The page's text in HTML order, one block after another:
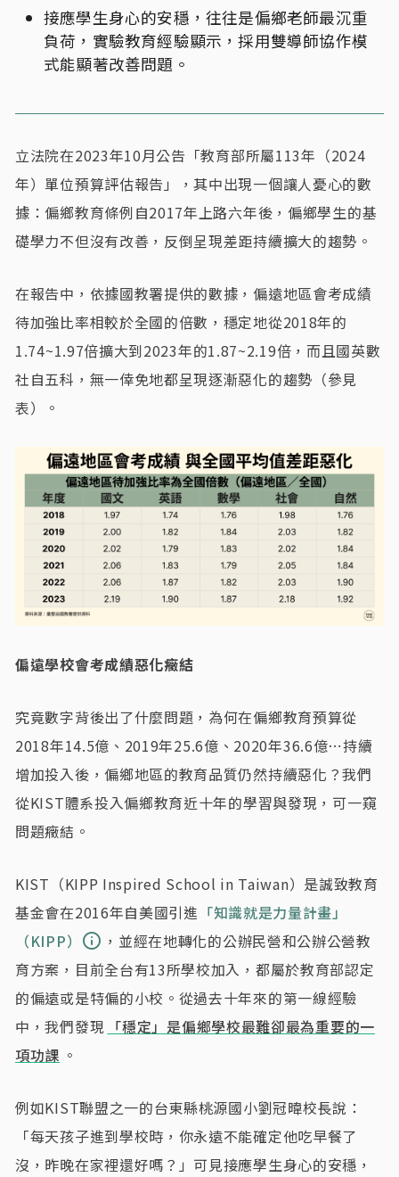
接應學生身心的安穩，往往是偏鄉老師最沉重
負荷，實驗教育經驗顯示，採用雙導師協作模
式能顯著改善問題。
立法院在2023年10月公告「教育部所屬113年（2024
年）單位預算評估報告」，其中出現一個讓人憂心的數
據：偏鄉教育條例自2017年上路六年後，偏鄉學生的基
礎學力不但沒有改善，反倒呈現差距持續擴大的趨勢。
在報告中，依據國教署提供的數據，偏遠地區會考成績
待加強比率相較於全國的倍數，穩定地從2018年的
1.74~1.97倍擴大到2023年的1.87~2.19倍，而且國英數
社自五科，無一倖免地都呈現逐漸惡化的趨勢（參見
表）。
偏遠學校會考成績惡化癥結
究竟數字背後出了什麼問題，為何在偏鄉教育預算從
2018年14.5億、2019年25.6億、2020年36.6億⋯持續
增加投入後，偏鄉地區的教育品質仍然持續惡化？我們
從KIST體系投入偏鄉教育近十年的學習與發現，可一窺
問題癥結。
KIST（KIPP Inspired School in Taiwan）是誠致教育
基金會在2016年自美國引進 「知識就是力量計畫」
（KIPP）
，並經在地轉化的公辦民營和公辦公營教
育方案，目前全台有13所學校加入，都屬於教育部認定
的偏遠或是特偏的小校。從過去十年來的第一線經驗
中，我們發現 「穩定」是偏鄉學校最難卻最為重要的一
項功課 。
例如KIST聯盟之一的台東縣桃源國小劉冠暐校長說：
「每天孩子進到學校時，你永遠不能確定他吃早餐了
沒，昨晚在家裡還好嗎？」可見接應學生身心的安穩，